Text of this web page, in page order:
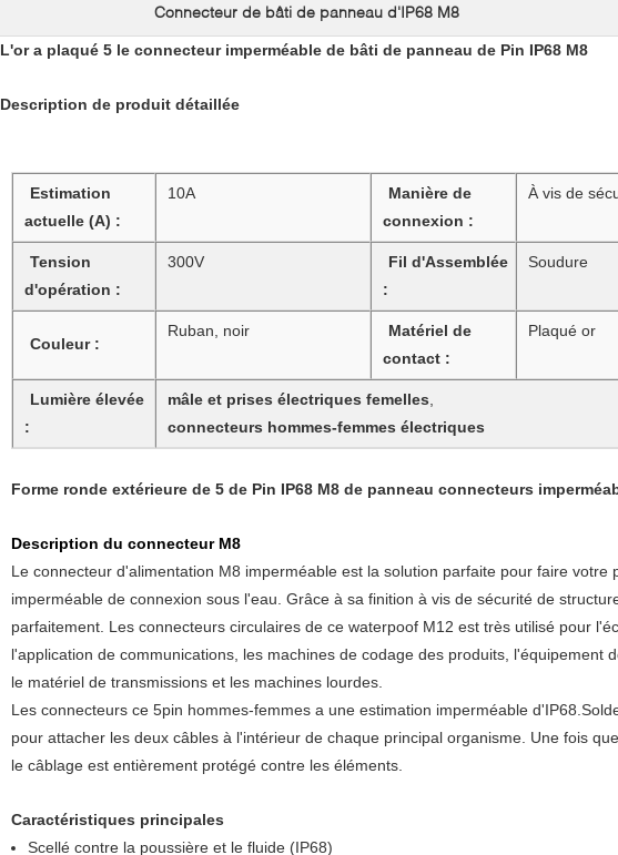
Connecteur de bâti de panneau d'IP68 M8
L'or a plaqué 5 le connecteur imperméable de bâti de panneau de Pin IP68 M8
Description de produit détaillée
Estimation
actuelle (A) :
10A
Manière de
connexion :
À vis de
Tension
d'opération :
300V
Fil d'Assemblée
:
Soudure
Couleur :
Ruban, noir
Matériel de
contact :
Plaqué or
Lumière élevée
:
mâle et prises électriques femelles
connecteurs hommes-femmes électriques
Forme ronde extérieure de 5 de Pin IP68 M8 de panneau connecteurs
Description du connecteur M8
Le connecteur d'alimentation M8 imperméable est la solution parfaite pour faire votre
imperméable de connexion sous l'eau. Grâce à sa finition à vis de sécurité de
parfaitement. Les connecteurs circulaires de ce waterpoof M12 est très utilisé pour
l'application de communications, les machines de codage des produits, l'équipement
le matériel de transmissions et les machines lourdes.
Les connecteurs ce 5pin hommes-femmes a une estimation imperméable
pour attacher les deux câbles à l'intérieur de chaque principal organisme. Une fois
le câblage est entièrement protégé contre les éléments.
Caractéristiques principales
Scellé contre la poussière et le fluide (IP68)